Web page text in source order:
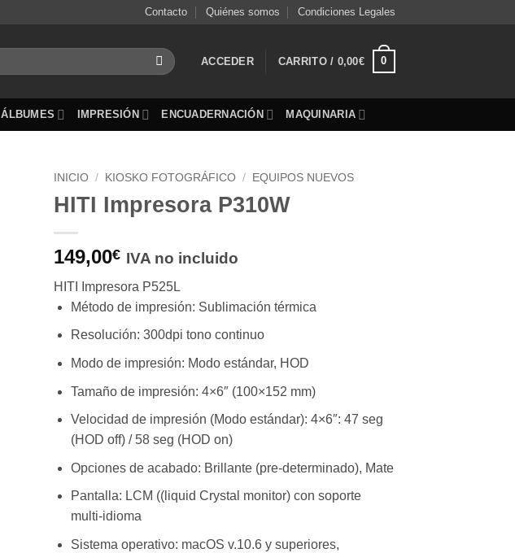
Contacto Quiénes somos Condiciones Legales
ACCEDER CARRITO / 0,00€ 0
ÁLBUMES IMPRESIÓN ENCUADERNACIÓN MAQUINARIA
INICIO / KIOSKO FOTOGRÁFICO / EQUIPOS NUEVOS
HITI Impresora P310W
149,00€ IVA no incluido
HITI Impresora P525L
Método de impresión: Sublimación térmica
Resolución: 300dpi tono continuo
Modo de impresión: Modo estándar, HOD
Tamaño de impresión: 4×6″ (100×152 mm)
Velocidad de impresión (Modo estándar): 4×6″: 47 seg
(HOD off) / 58 seg (HOD on)
Opciones de acabado: Brillante (pre-determinado), Mate
Pantalla: LCM ((liquid Crystal monitor) con soporte
multi-idioma
Sistema operativo: macOS v.10.6 y superiores,